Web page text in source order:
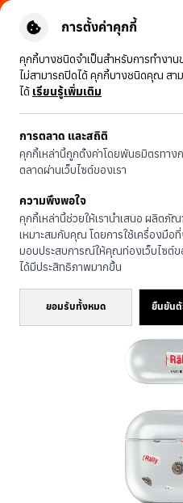
การตั้งค่าคุกกี้
คุกกี้บางชนิดจำเป็นสำหรับการทำงาน
ไม่สามารถปิดได้ คุกกี้บางชนิดคุณ สา
ได้ เรียนรู้เพิ่มเติม
การตลาด และสถิติ
คุกกี้เหล่านี้ถูกตั้งค่าโดยพันธมิตรทาง
ตลาดผ่านเว็บไซต์ของเรา
ความพึงพอใจ
คุกกี้เหล่านี้ช่วยให้เรานำเสนอ ผลิตภั
เหมาะสมกับคุณ โดยการใช้เครื่องมือที่
มอบประสบการณ์ให้คุณท่องเว็บไซต์ข
ได้มีประสิทธิภาพมากขึ้น
ยอมรับทั้งหมด ยืนยันตั
50% เพียงช้อป 1 ชิ้น เริ่มคืนนี้
รุ่นทั้งหมด Rally Hardware ดีไซน์พรีเมี่ยม
Rally Hardware ดีไซน์พรี
590 บาท
ประหยัดไป 200
🔥 ลด 50% เมื่อซื้อ 1 ชิ้น โค้ด:
CCFLASH1
🔥 ลด 200.- ขั้นต่ำ 1,000.- โค้ด: